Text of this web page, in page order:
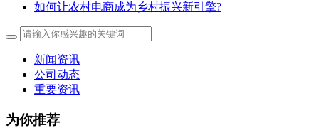
如何让农村电商成为乡村振兴新引擎?
新闻资讯
公司动态
重要资讯
为你推荐